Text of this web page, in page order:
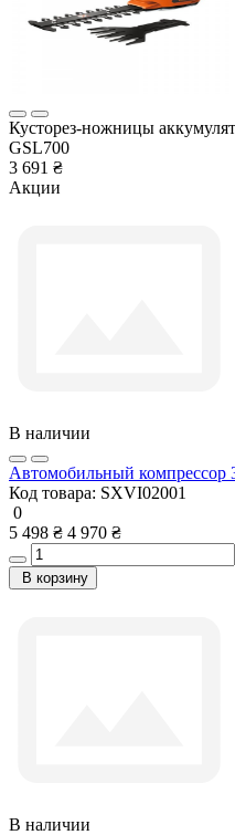
Кусторез-ножницы
GSL700
3 691 ₴
Акции
В наличии
Автомобильный компрессор
Код товара: SXVI02001
0
5 498 ₴ 4 970 ₴
В корзину
В наличии